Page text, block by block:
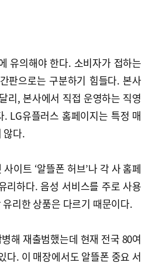
유의해야 한다. 소비자가 접하는
판으로는 구분하기 힘들다. 본사
리, 본사에서 직접 운영하는 직영
LG유플러스 홈페이지는 특정 매
않다.
이트 ‘알뜰폰 허브’나 각 사 홈페
리하다. 음성 서비스를 주로 사용
리한 상품은 다르기 때문이다.
해 재출범했는데 현재 전국 80여
다. 이 매장에서도 알뜰폰 중요 서